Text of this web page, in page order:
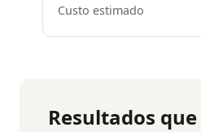
Custo estimado
Resultados